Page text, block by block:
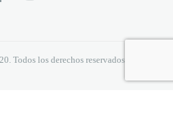
Todos los derechos reservados.